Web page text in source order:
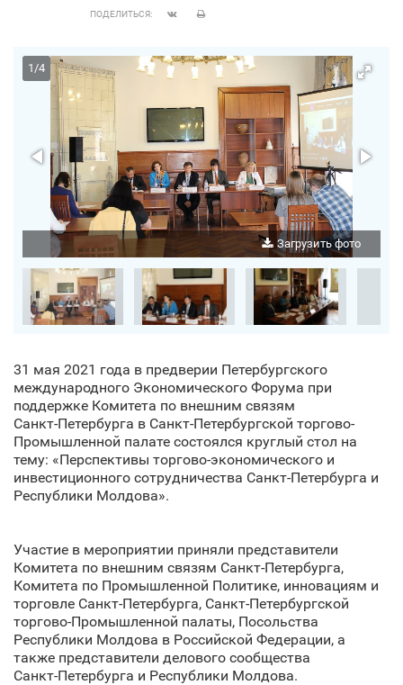
ПОДЕЛИТЬСЯ:
Загрузить фото
1/4
31 мая 2021 года в предверии Петербургского
международного Экономического Форума при
поддержке Комитета по внешним связям
Санкт‑Петербурга в Санкт‑Петербургской торгово-
Промышленной палате состоялся круглый стол на
тему: «Перспективы торгово-экономического и
инвестиционного сотрудничества Санкт‑Петербурга и
Республики Молдова».
Участие в мероприятии приняли представители
Комитета по внешним связям Санкт‑Петербурга,
Комитета по Промышленной Политике, инновациям и
торговле Санкт‑Петербурга, Санкт‑Петербургской
торгово-Промышленной палаты, Посольства
Республики Молдова в Российской Федерации, а
также представители делового сообщества
Санкт‑Петербурга и Республики Молдова.